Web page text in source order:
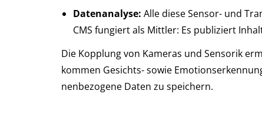
Datenanalyse: Al­le die­se Sen­sor- und
CMS fun­giert als Mitt­ler: Es pu­bli­ziert
Die Kopplung von Kameras und Sensorik
kommen Gesichts- sowie
nen­be­zo­ge­ne Da­ten zu spei­chern.